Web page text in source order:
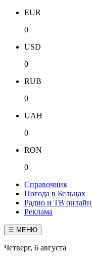
EUR
0
USD
0
RUB
0
UAH
0
RON
0
Справочник
Погода в Бельцах
Радио и ТВ онлайн
Реклама
☰ МЕНЮ
Четверг, 6 августа